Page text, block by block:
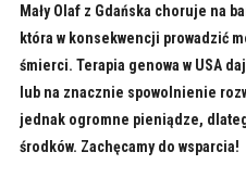
Mały Olaf z Gdańska choruje na
która w konsekwencji prowadzić
śmierci. Terapia genowa w USA
lub na znacznie spowolnienie
jednak ogromne pieniądze,
środków. Zachęcamy do wsparcia!